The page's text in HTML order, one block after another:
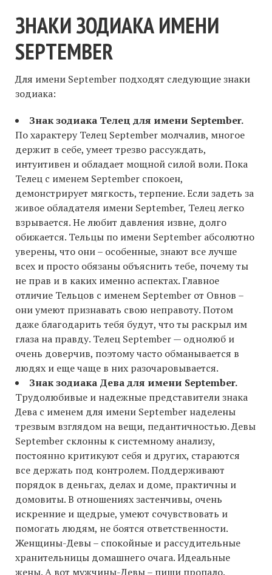
ЗНАКИ ЗОДИАКА ИМЕНИ
SEPTEMBER
Для имени September подходят следующие знаки
зодиака:
Знак зодиака Телец для имени September.
По характеру Телец September молчалив, многое
держит в себе, умеет трезво рассуждать,
интуитивен и обладает мощной силой воли. Пока
Телец с именем September спокоен,
демонстрирует мягкость, терпение. Если задеть за
живое обладателя имени September, Телец легко
взрывается. Не любит давления извне, долго
обижается. Тельцы по имени September абсолютно
уверены, что они – особенные, знают все лучше
всех и просто обязаны объяснить тебе, почему ты
не прав и в каких именно аспектах. Главное
отличие Тельцов с именем September от Овнов –
они умеют признавать свою неправоту. Потом
даже благодарить тебя будут, что ты раскрыл им
глаза на правду. Телец September — однолюб и
очень доверчив, поэтому часто обманывается в
людях и еще чаще в них разочаровывается.
Знак зодиака Дева для имени September.
Трудолюбивые и надежные представители знака
Дева с именем для имени September наделены
трезвым взглядом на вещи, педантичностью. Девы
September склонны к системному анализу,
постоянно критикуют себя и других, стараются
все держать под контролем. Поддерживают
порядок в деньгах, делах и доме, практичны и
домовиты. В отношениях застенчивы, очень
искренние и щедрые, умеют сочувствовать и
помогать людям, не боятся ответственности.
Женщины-Девы – спокойные и рассудительные
хранительницы домашнего очага. Идеальные
жены. А вот мужчины-Девы – пиши пропало.